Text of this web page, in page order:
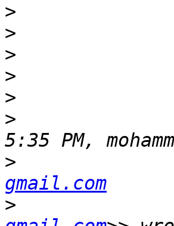
>
>
>
>
>
>
>
gmail.com
>